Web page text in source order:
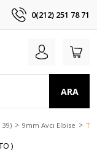
0(212) 251 78 71
ARA
39) 9mm Avcı Elbise